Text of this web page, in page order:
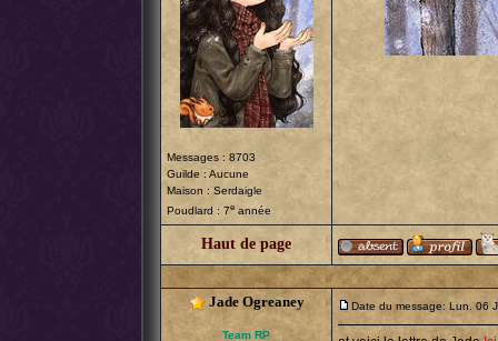
Messages : 8703
Guilde : Aucune
Maison : Serdaigle
Poudlard : 7e année
Haut de page
Jade Ogreaney
Team RP
Date du message: Lun. 06